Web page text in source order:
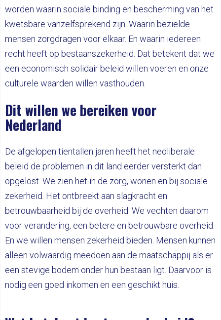
worden waarin sociale binding en bescherming van het
kwetsbare vanzelfsprekend zijn. Waarin bezielde
mensen zorgdragen voor elkaar. En waarin iedereen
recht heeft op bestaanszekerheid. Dat betekent dat we
een economisch solidair beleid willen voeren en onze
culturele waarden willen vasthouden.
Dit willen we bereiken voor
Nederland
De afgelopen tientallen jaren heeft het neoliberale
beleid de problemen in dit land eerder versterkt dan
opgelost. We zien het in de zorg, wonen en bij sociale
zekerheid. Het ontbreekt aan slagkracht en
betrouwbaarheid bij de overheid. We vechten daarom
voor verandering, een betere en betrouwbare overheid.
En we willen mensen zekerheid bieden. Mensen kunnen
alleen volwaardig meedoen aan de maatschappij als er
een stevige bodem onder hun bestaan ligt. Daarvoor is
nodig een goed inkomen en een geschikt huis.